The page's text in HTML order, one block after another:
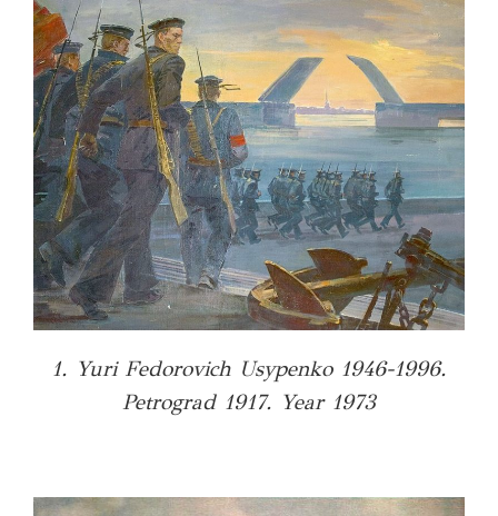
1. Yuri Fedorovich Usypenko 1946-1996.
Petrograd 1917. Year 1973